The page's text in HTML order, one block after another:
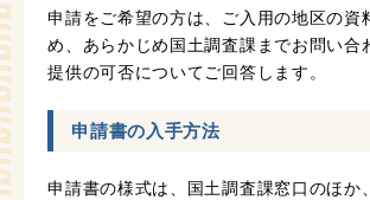
申請をご希望の方は、ご入用の地区の資
め、あらかじめ国土調査課までお問い合
提供の可否についてご回答します。
申請書の入手方法
申請書の様式は、国土調査課窓口のほか